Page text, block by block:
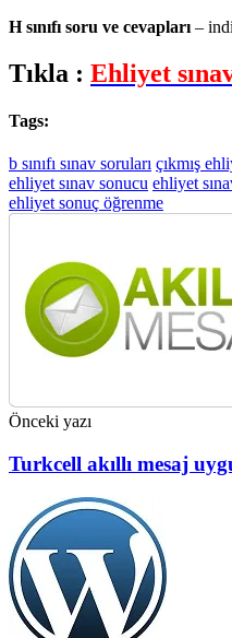
H sınıfı soru ve cevapları –
Tıkla : Ehliyet
Tags:
b sınıfı sınav soruları çıkmış
ehliyet sınav sonucu ehliyet
ehliyet sonuç öğrenme
Önceki yazı
Turkcell akıllı mesaj